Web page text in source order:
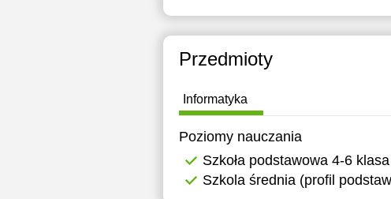
Przedmioty
Informatyka
Poziomy nauczania
Szkoła podstawowa 4-6 klasa
Szkola średnia (profil
dostępnych